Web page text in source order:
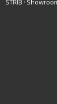
STRIB ·